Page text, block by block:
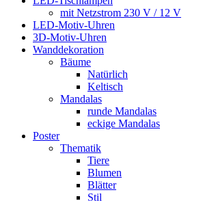
mit Netzstrom 230 V / 12 V
LED-Motiv-Uhren
3D-Motiv-Uhren
Wanddekoration
Bäume
Natürlich
Keltisch
Mandalas
runde Mandalas
eckige Mandalas
Poster
Thematik
Tiere
Blumen
Blätter
Stil